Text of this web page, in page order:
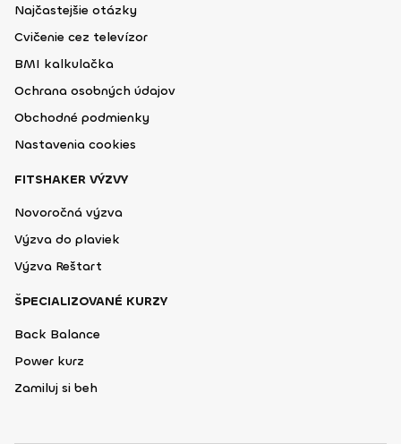
Najčastejšie otázky
Cvičenie cez televízor
BMI kalkulačka
Ochrana osobných údajov
Obchodné podmienky
Nastavenia cookies
FITSHAKER VÝZVY
Novoročná výzva
Výzva do plaviek
Výzva Reštart
ŠPECIALIZOVANÉ KURZY
Back Balance
Power kurz
Zamiluj si beh